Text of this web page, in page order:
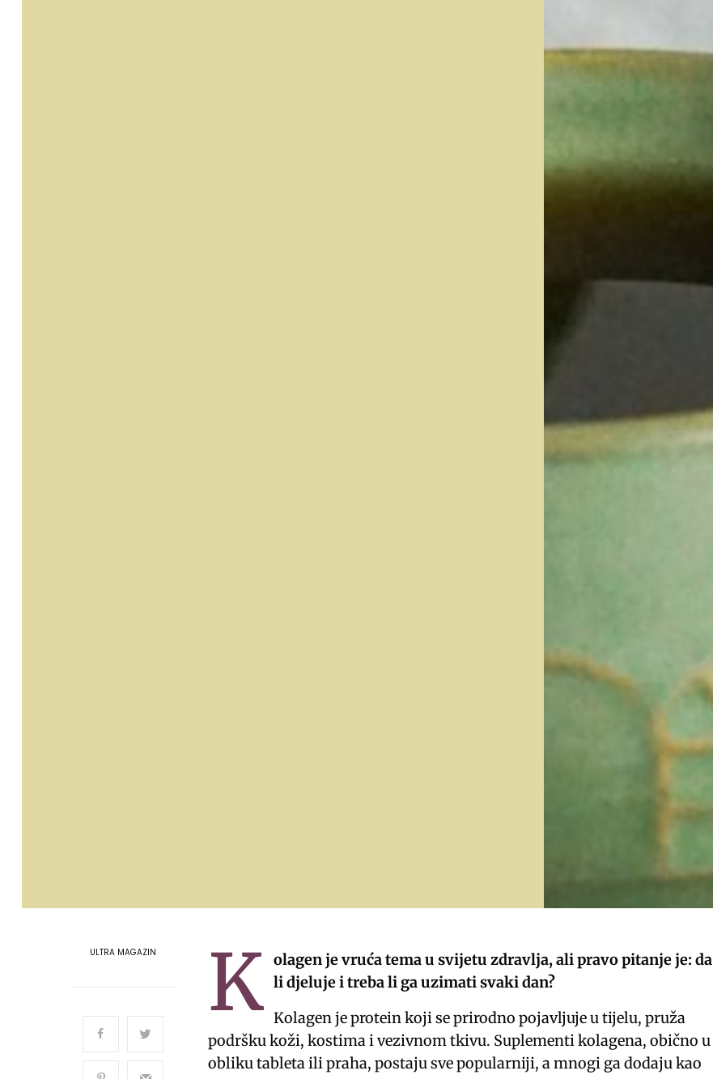
ULTRA MAGAZIN K olagen je vruća tema u svijetu zdravlja, ali pravo pitanje je: da
li djeluje i treba li ga uzimati svaki dan?
Kolagen je protein koji se prirodno pojavljuje u tijelu, pruža
podršku koži, kostima i vezivnom tkivu. Suplementi kolagena, obično u
obliku tableta ili praha, postaju sve popularniji, a mnogi ga dodaju kao